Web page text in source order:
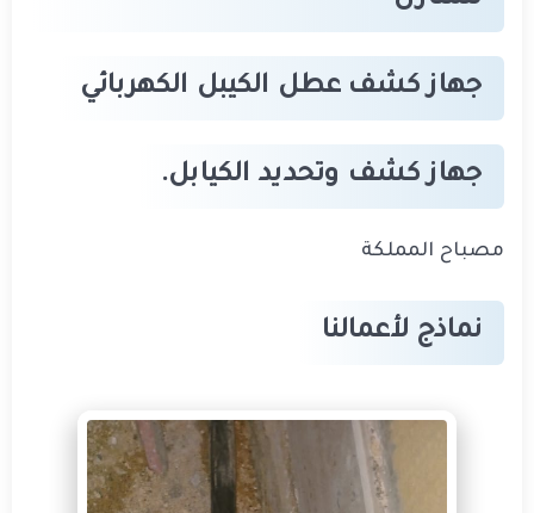
جهاز كشف عطل الكيبل الكهربائي
جهاز كشف وتحديد الكيابل.
مصباح المملكة
نماذج لأعمالنا